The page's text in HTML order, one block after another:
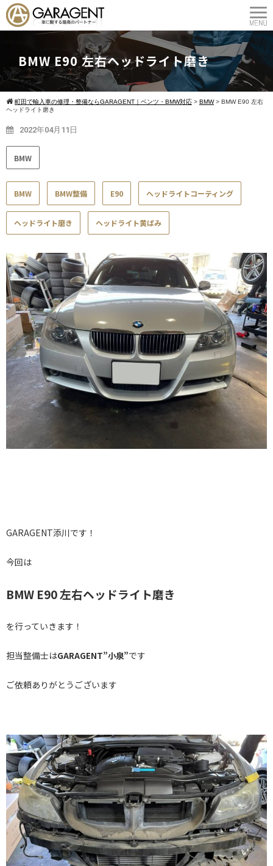
BMW E90 左右ヘッドライト磨き
町田で輸入車の修理・整備ならGARAGENT｜ベンツ・BMW対応 > BMW> BMW E90 左右
ヘッドライト磨き
2022年04月11日
BMW
BMW BMW整備 E90 ヘッドライトコーティング
ヘッドライト磨き ヘッドライト黄ばみ
GARAGENT添川です！
今回は
BMW E90 左右ヘッドライト磨き
を行っていきます！
担当整備士はGARAGENT”小泉”です
ご依頼ありがとうございます